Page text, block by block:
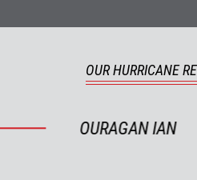
OUR HURRICANE
OURAGAN IAN